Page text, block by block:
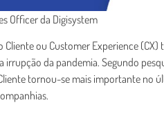
Officer da Digisystem
Cliente ou Customer Experience
irrupção da pandemia. Segundo
tornou-se mais importante no